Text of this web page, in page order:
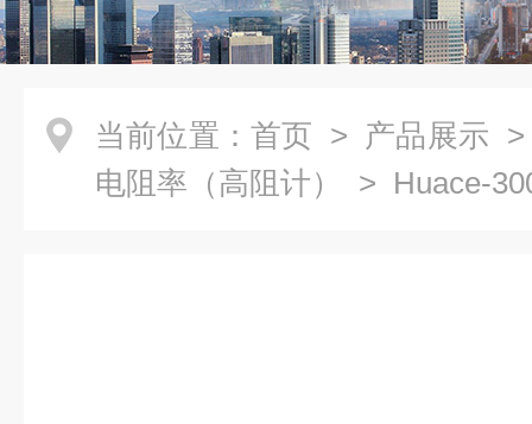
当前位置： 首页 > 产品展示
电阻率（高阻计）
> Huace-